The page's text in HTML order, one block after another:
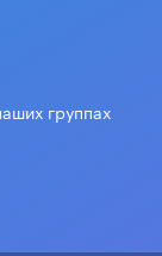
группах